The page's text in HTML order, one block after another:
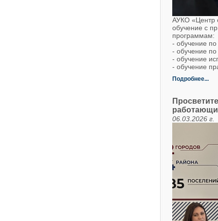
АУКО «Центр
обучение с
программам:
- обучение
- обучение
- обучение
- обучение
Подробнее...
06.03.2026 г.